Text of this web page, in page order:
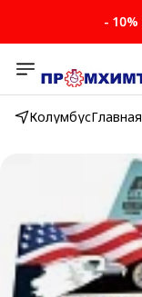
-
КолумбусГлавная